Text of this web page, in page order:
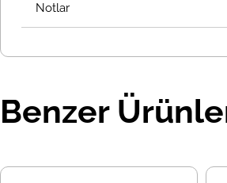
Notlar
Benzer